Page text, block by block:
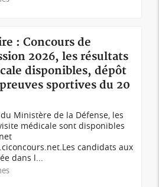
: Concours de
2026, les résultats
disponibles, dépôt
sportives du 20
Ministère de la Défense, les
médicale sont disponibles
candidats aux
dans l...